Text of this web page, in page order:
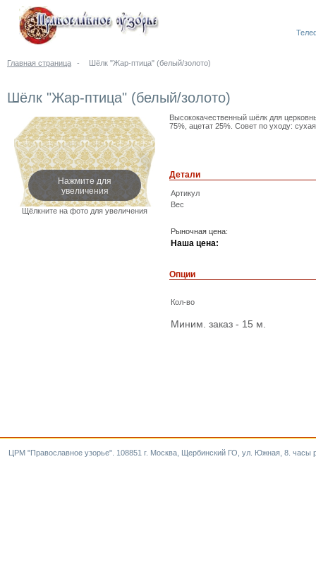
Главная страница - Шёлк "Жар-птица" (белый/золото)
Шёлк "Жар-птица" (белый/золото)
Нажмите для
увеличения
Щёлкните на фото для увеличения
Высококачественный шёлк для
75%, ацетат 25%. Совет по уходу:
Детали
Артикул
Вес
Рыночная цена:
Наша цена:
Опции
Кол-во
Миним. заказ - 15 м.
ЦРМ "Православное узорье". 108851 г. Москва, Щербинский ГО, ул. Южная, 8. часы